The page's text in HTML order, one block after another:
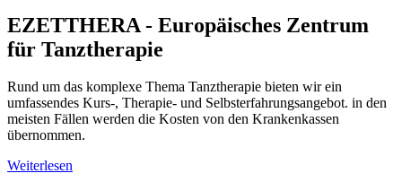
EZETTHERA - Europäisches Zentrum
für Tanztherapie
Rund um das komplexe Thema Tanztherapie bieten wir ein
umfassendes Kurs-, Therapie- und Selbsterfahrungsangebot. in den
meisten Fällen werden die Kosten von den Krankenkassen
übernommen.
Weiterlesen